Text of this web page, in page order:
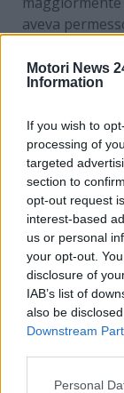
Motori News
Information
If you wish to
processing of
targeted
section to
opt-out request
interest-based
us or personal
your opt-out.
disclosure of
IAB’s list of
also be
Downstream
Personal
aveva
centrosinistra
Proietti, ha
motore sui
precedenza.
Qui
Queste le
Montagna,
civiltà, di